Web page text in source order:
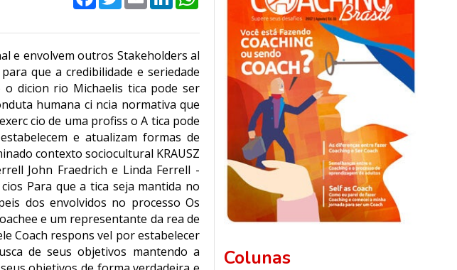
e envolvem outros Stakeholders al
que a credibilidade e seriedade
o dicion rio Michaelis tica pode ser
humana ci ncia normativa que
cio de uma profiss o A tica pode
e atualizam formas de
contexto sociocultural KRAUSZ
John Fraedrich e Linda Ferrell -
Para que a tica seja mantida no
dos envolvidos no processo Os
e um representante da rea de
Coach respons vel por estabelecer
de seus objetivos mantendo a
Colunas